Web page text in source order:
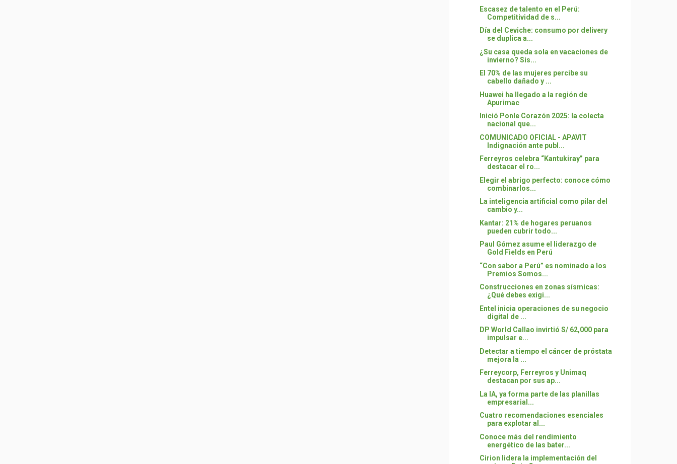
Escasez de talento en el Perú:
Competitividad de s...
Día del Ceviche: consumo por delivery
se duplica a...
¿Su casa queda sola en vacaciones de
invierno? Sis...
El 70% de las mujeres percibe su
cabello dañado y ...
Huawei ha llegado a la región de
Apurimac
Inició Ponle Corazón 2025: la colecta
nacional que...
COMUNICADO OFICIAL - APAVIT
Indignación ante publ...
Ferreyros celebra “Kantukiray” para
destacar el ro...
Elegir el abrigo perfecto: conoce cómo
combinarlos...
La inteligencia artificial como pilar del
cambio y...
Kantar: 21% de hogares peruanos
pueden cubrir todo...
Paul Gómez asume el liderazgo de
Gold Fields en Perú
“Con sabor a Perú” es nominado a los
Premios Somos...
Construcciones en zonas sísmicas:
¿Qué debes exigi...
Entel inicia operaciones de su negocio
digital de ...
DP World Callao invirtió S/ 62,000 para
impulsar e...
Detectar a tiempo el cáncer de próstata
mejora la ...
Ferreycorp, Ferreyros y Unimaq
destacan por sus ap...
La IA, ya forma parte de las planillas
empresarial...
Cuatro recomendaciones esenciales
para explotar al...
Conoce más del rendimiento
energético de las bater...
Cirion lidera la implementación del